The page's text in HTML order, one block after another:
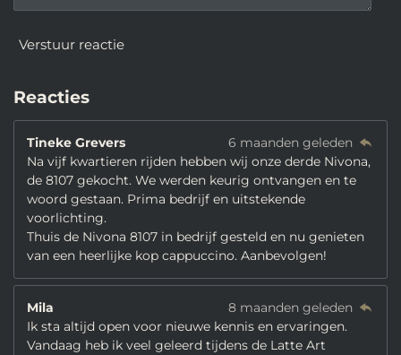
Verstuur reactie
Reacties
Tineke Grevers
6 maanden geleden
Na vijf kwartieren rijden hebben wij onze derde Nivona,
de 8107 gekocht. We werden keurig ontvangen en te
woord gestaan. Prima bedrijf en uitstekende
voorlichting.
Thuis de Nivona 8107 in bedrijf gesteld en nu genieten
van een heerlijke kop cappuccino. Aanbevolgen!
Mila
8 maanden geleden
Ik sta altijd open voor nieuwe kennis en ervaringen.
Vandaag heb ik veel geleerd tijdens de Latte Art